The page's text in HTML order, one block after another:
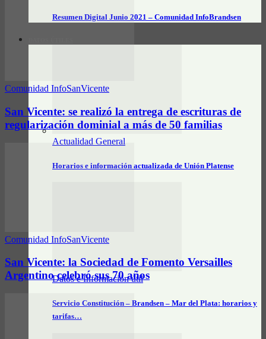
Resumen Digital Junio 2021 – Comunidad InfoBrandsen
Actualidad General
Horarios e información actualizada de Unión Platense
Datos e Información útil
Servicio Constitución – Brandsen – Mar del Plata: horarios y
tarifas…
Comunidad InfoSanVicente
San Vicente: se realizó la entrega de escrituras de
regularización dominial a más de 50 familias
Comunidad InfoSanVicente
San Vicente: la Sociedad de Fomento Versailles
Argentino celebró sus 70 años